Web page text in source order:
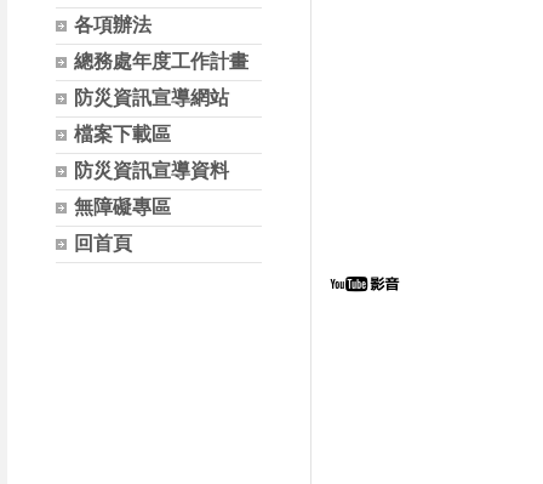
各項辦法
總務處年度工作計畫
防災資訊宣導網站
檔案下載區
防災資訊宣導資料
無障礙專區
回首頁